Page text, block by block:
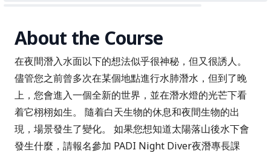
About the Course
在夜間潛入水面以下的想法似乎很神秘，但又很誘人。
儘管您之前曾多次在某個地點進行水肺潛水，但到了晚
上，您會進入一個全新的世界，並在潛水燈的光芒下看
着它栩栩如生。 隨着白天生物的休息和夜間生物的出
現，場景發生了變化。 如果您想知道太陽落山後水下會
發生什麼，請報名參加 PADI Night Diver夜潛專長課